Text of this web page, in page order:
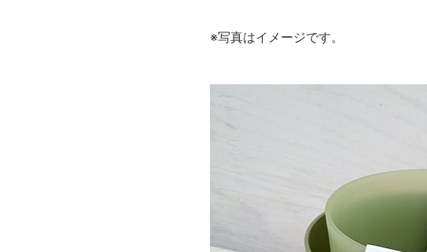
※写真はイメージです。